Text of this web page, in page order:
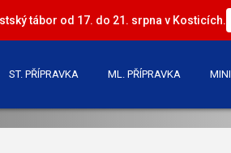
tábor od 17. do 21. srpna v Kosticích.
ST. PŘÍPRAVKA ML. PŘÍPRAVKA MINI